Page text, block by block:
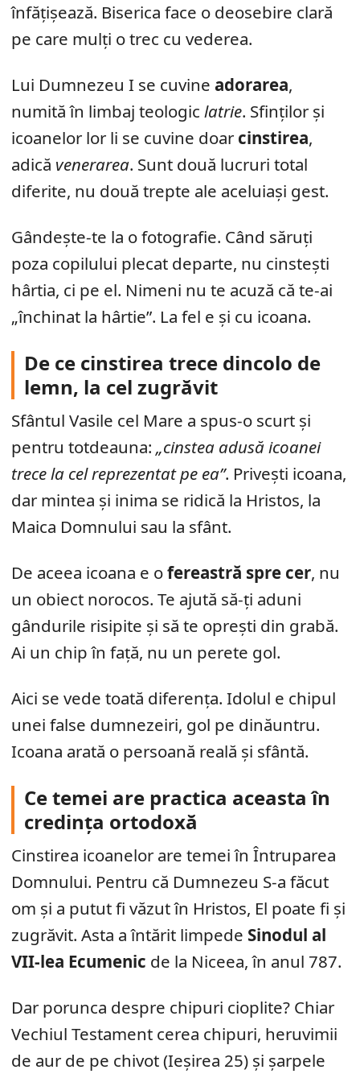
înfățișează. Biserica face o deosebire clară
pe care mulți o trec cu vederea.
Lui Dumnezeu I se cuvine adorarea,
numită în limbaj teologic latrie. Sfinților și
icoanelor lor li se cuvine doar cinstirea,
adică venerarea. Sunt două lucruri total
diferite, nu două trepte ale aceluiași gest.
Gândește-te la o fotografie. Când săruți
poza copilului plecat departe, nu cinstești
hârtia, ci pe el. Nimeni nu te acuză că te-ai
„închinat la hârtie”. La fel e și cu icoana.
De ce cinstirea trece dincolo de
lemn, la cel zugrăvit
Sfântul Vasile cel Mare a spus-o scurt și
pentru totdeauna: „cinstea adusă icoanei
trece la cel reprezentat pe ea”. Privești icoana,
dar mintea și inima se ridică la Hristos, la
Maica Domnului sau la sfânt.
De aceea icoana e ofereastră spre cer, nu
un obiect norocos. Te ajută să-ți aduni
gândurile risipite și să te oprești din grabă.
Ai un chip în față, nu un perete gol.
Aici se vede toată diferența. Idolul e chipul
unei false dumnezeiri, gol pe dinăuntru.
Icoana arată o persoană reală și sfântă.
Ce temei are practica aceasta în
credința ortodoxă
Cinstirea icoanelor are temei în Întruparea
Domnului. Pentru că Dumnezeu S-a făcut
om și a putut fi văzut în Hristos, El poate fi și
zugrăvit. Asta a întărit limpede Sinodul al
VII-lea Ecumenic de la Niceea, în anul 787.
Dar porunca despre chipuri cioplite? Chiar
Vechiul Testament cerea chipuri, heruvimii
de aur de pe chivot (Ieșirea 25) și șarpele